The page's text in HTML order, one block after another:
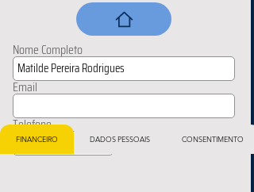
Nome Completo
Email
Telefone
FINANCEIRO DADOS PESSOAIS CONSENTIMENTO